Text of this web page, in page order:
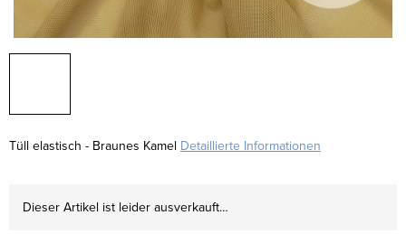
Tüll elastisch - Braunes Kamel Detaillierte Informationen
Dieser Artikel ist leider ausverkauft…